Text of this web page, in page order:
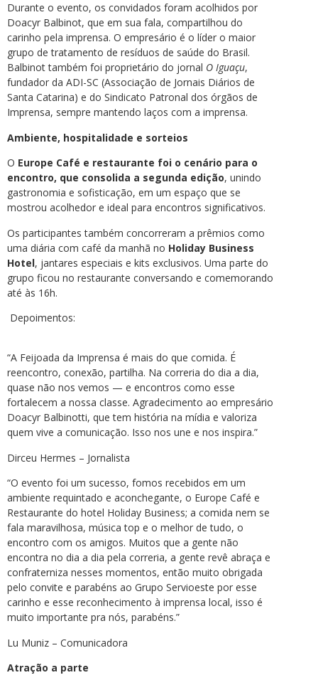
Durante o evento, os convidados foram acolhidos por
Doacyr Balbinot, que em sua fala, compartilhou do
carinho pela imprensa. O empresário é o líder o maior
grupo de tratamento de resíduos de saúde do Brasil.
Balbinot também foi proprietário do jornal O Iguaçu,
fundador da ADI-SC (Associação de Jornais Diários de
Santa Catarina) e do Sindicato Patronal dos órgãos de
Imprensa, sempre mantendo laços com a imprensa.
Ambiente, hospitalidade e sorteios
O Europe Café e restaurante foi o cenário para o
encontro, que consolida a segunda edição, unindo
gastronomia e sofisticação, em um espaço que se
mostrou acolhedor e ideal para encontros significativos.
Os participantes também concorreram a prêmios como
uma diária com café da manhã no Holiday Business
Hotel, jantares especiais e kits exclusivos. Uma parte do
grupo ficou no restaurante conversando e comemorando
até às 16h.
Depoimentos:
“A Feijoada da Imprensa é mais do que comida. É
reencontro, conexão, partilha. Na correria do dia a dia,
quase não nos vemos — e encontros como esse
fortalecem a nossa classe. Agradecimento ao empresário
Doacyr Balbinotti, que tem história na mídia e valoriza
quem vive a comunicação. Isso nos une e nos inspira.”
Dirceu Hermes – Jornalista
“O evento foi um sucesso, fomos recebidos em um
ambiente requintado e aconchegante, o Europe Café e
Restaurante do hotel Holiday Business; a comida nem se
fala maravilhosa, música top e o melhor de tudo, o
encontro com os amigos. Muitos que a gente não
encontra no dia a dia pela correria, a gente revê abraça e
confraterniza nesses momentos, então muito obrigada
pelo convite e parabéns ao Grupo Servioeste por esse
carinho e esse reconhecimento à imprensa local, isso é
muito importante pra nós, parabéns.”
Lu Muniz – Comunicadora
Atração a parte